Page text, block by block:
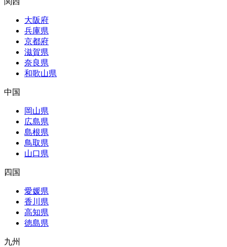
大阪府
兵庫県
京都府
滋賀県
奈良県
和歌山県
中国
岡山県
広島県
島根県
鳥取県
山口県
四国
愛媛県
香川県
高知県
徳島県
九州